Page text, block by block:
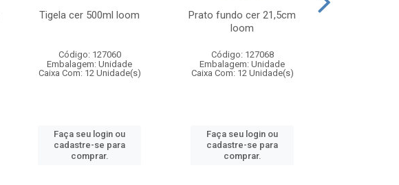
Tigela cer 500ml loom
Código: 127060
Embalagem: Unidade
Caixa Com: 12 Unidade(s)
Faça seu login ou
cadastre-se para
comprar.
Prato fundo cer 21,5cm
loom
Código: 127068
Embalagem: Unidade
Caixa Com: 12 Unidade(s)
Faça seu login ou
cadastre-se para
comprar.